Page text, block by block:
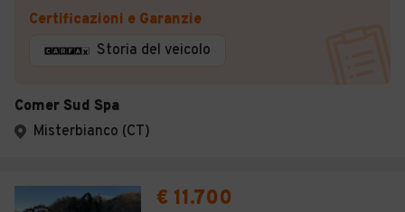
Certificazioni e Garanzie
Storia del veicolo
Comer Sud Spa
Misterbianco (CT)
€ 11.700